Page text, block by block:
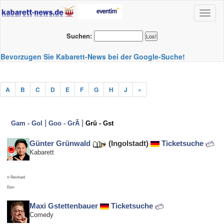
Suchen:
Bevorzugen Sie Kabarett-News bei der Google-Suche!
A B C D E F G H J »
Gam - Gol | Goo - GrÃ | Grü - Gst
© Reinhard
Dorn
Günter Grünwald (Ingolstadt) Ticketsuche
Kabarett
Maxi Gstettenbauer Ticketsuche
Comedy